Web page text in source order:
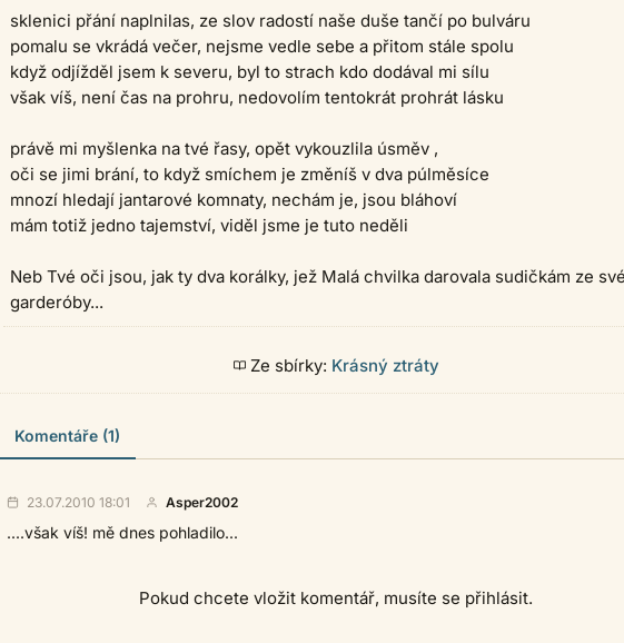
sklenici přání naplnilas, ze slov radostí naše duše tančí po bulváru
pomalu se vkrádá večer, nejsme vedle sebe a přitom stále spolu
když odjížděl jsem k severu, byl to strach kdo dodával mi sílu
však víš, není čas na prohru, nedovolím tentokrát prohrát lásku
právě mi myšlenka na tvé řasy, opět vykouzlila úsměv ,
oči se jimi brání, to když smíchem je změníš v dva púlměsíce
mnozí hledají jantarové komnaty, nechám je, jsou bláhoví
mám totiž jedno tajemství, viděl jsme je tuto neděli
Neb Tvé oči jsou, jak ty dva korálky, jež Malá chvilka darovala sudičkám ze své
garderóby...
Ze sbírky: Krásný ztráty
Komentáře (1)
23.07.2010 18:01 Asper2002
....však víš! mě dnes pohladilo...
Pokud chcete vložit komentář, musíte se přihlásit.